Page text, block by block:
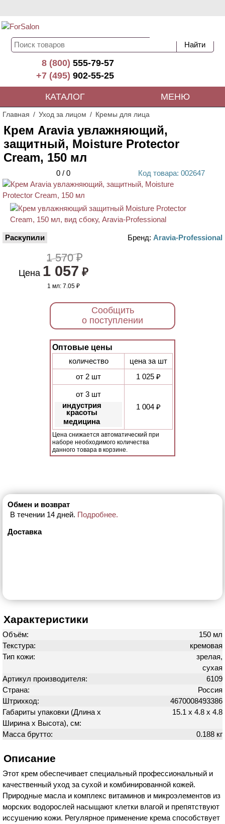
8 (800)555-79-57
+7 (495)902-55-25
КАТАЛОГ МЕНЮ
Главная Уход за лицом Кремы для лица
Крем Aravia увлажняющий,
защитный, Moisture Protector
Cream, 150 мл
0 / 0 Код товара: 002647
Раскупили Бренд: Aravia-Professional
1 570 ₽
Цена 1 057 ₽
1 мл:7.05 ₽
Сообщить
о поступлении
Оптовые цены
количество
цена за шт
от 2 шт
1 025 ₽
от 3 шт
индустрия
красоты
медицина
1 004 ₽
Цена снижается автоматический при
наборе необходимого количества
данного товара в корзине.
Обмен и возврат
В течении 14 дней. Подробнее.
Доставка
Характеристики
Объём:
150 мл
Текстура:
кремовая
Тип кожи:
зрелая,
сухая
Артикул производителя:
6109
Страна:
Россия
Штрихкод:
4670008493386
Габариты упаковки (Длина х
Ширина х Высота), см:
15.1 х 4.8 х 4.8
Масса брутто: 0.188 кг
Описание
Этот крем обеспечивает специальный профессиональный и
качественный уход за сухой и комбинированной кожей.
Природные масла и комплекс витаминов и микроэлементов из
морских водорослей насыщают клетки влагой и препятствуют
иссушению кожи. Регулярное применение крема способствует